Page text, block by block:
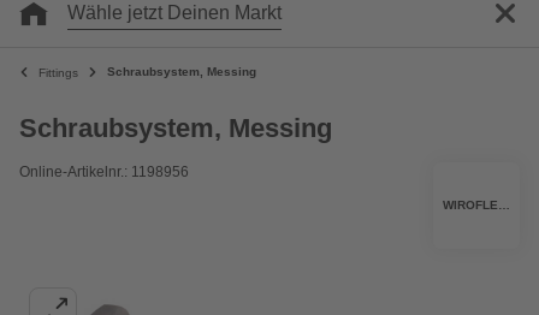
Wähle jetzt Deinen Markt
Fittings Schraubsystem, Messing
Schraubsystem, Messing
Online-Artikelnr.: 1198956